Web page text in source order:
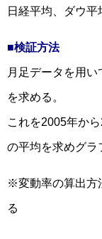
日経平均、ダウ平
■検証方法
月足データを用
を求める。
これを2005年か
の平均を求めグラ
※変動率の算出方
る